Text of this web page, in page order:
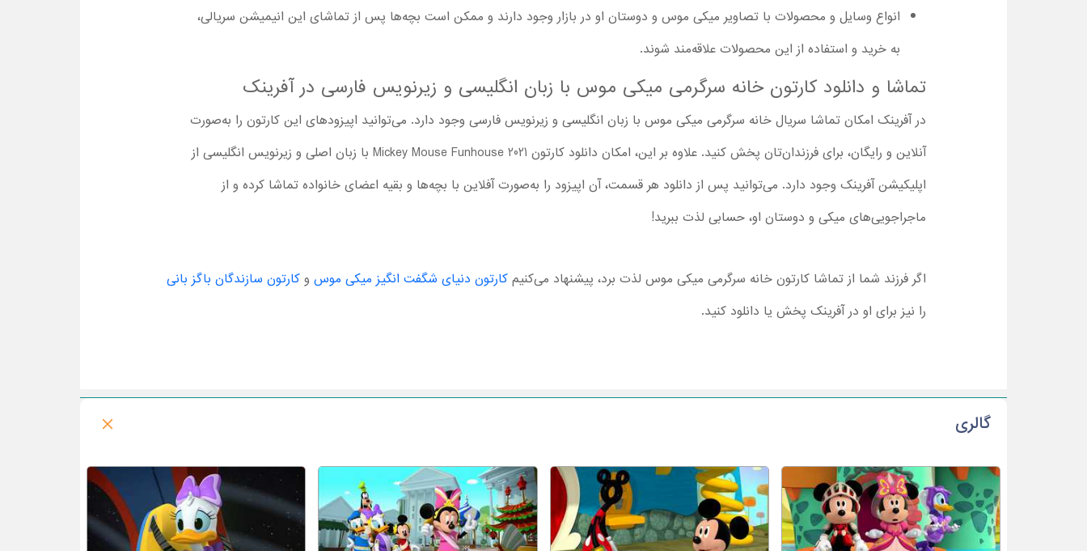
انواع وسایل و محصولات با تصاویر میکی موس و دوستان او در بازار وجود دارند و ممکن است بچه‌ها پس از تماشای این انیمیشن سریالی،
به خرید و استفاده از این محصولات علاقه‌مند شوند.
تماشا و دانلود کارتون خانه سرگرمی میکی موس با زبان انگلیسی و زیرنویس فارسی در آفرینک
در آفرینک امکان تماشا سریال خانه سرگرمی میکی موس با زبان انگلیسی و زیرنویس فارسی وجود دارد. می‌توانید اپیزودهای این کارتون را به‌صورت
آنلاین و رایگان، برای فرزندان‌تان پخش کنید. علاوه بر این، امکان دانلود کارتون Mickey Mouse Funhouse 2021 با زبان اصلی و زیرنویس انگلیسی از
اپلیکیشن آفرینک وجود دارد. می‌توانید پس از دانلود هر قسمت، آن اپیزود را به‌صورت آفلاین با بچه‌ها و بقیه اعضای خانواده تماشا کرده و از
ماجراجویی‌های میکی و دوستان او، حسابی لذت ببرید!
اگر فرزند شما از تماشا کارتون خانه سرگرمی میکی موس لذت برد، پیشنهاد می‌کنیم کارتون دنیای شگفت انگیز میکی موس و کارتون سازندگان باگز بانی
را نیز برای او در آفرینک پخش یا دانلود کنید.
گالری